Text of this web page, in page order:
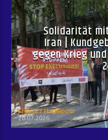
Solidarität
Iran |
gegen Krieg
Kiumarz Naghipour
26.07.2026